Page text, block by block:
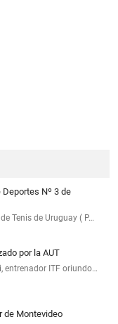
Nº 3 de
Tenis de Uruguay ( P…
por la AUT
entrenador ITF oriundo…
de Montevideo